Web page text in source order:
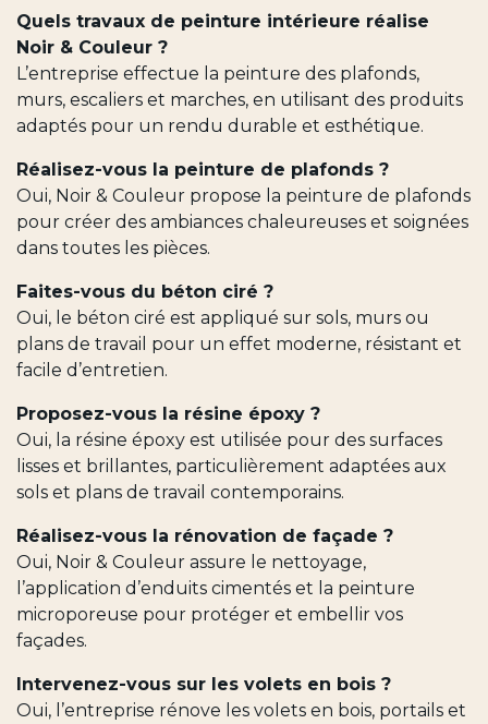
Quels travaux de peinture intérieure réalise
Noir & Couleur ?
L’entreprise effectue la peinture des plafonds,
murs, escaliers et marches, en utilisant des produits
adaptés pour un rendu durable et esthétique.
Réalisez-vous la peinture de plafonds ?
Oui, Noir & Couleur propose la peinture de plafonds
pour créer des ambiances chaleureuses et soignées
dans toutes les pièces.
Faites-vous du béton ciré ?
Oui, le béton ciré est appliqué sur sols, murs ou
plans de travail pour un effet moderne, résistant et
facile d’entretien.
Proposez-vous la résine époxy ?
Oui, la résine époxy est utilisée pour des surfaces
lisses et brillantes, particulièrement adaptées aux
sols et plans de travail contemporains.
Réalisez-vous la rénovation de façade ?
Oui, Noir & Couleur assure le nettoyage,
l’application d’enduits cimentés et la peinture
microporeuse pour protéger et embellir vos
façades.
Intervenez-vous sur les volets en bois ?
Oui, l’entreprise rénove les volets en bois, portails et